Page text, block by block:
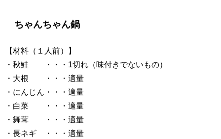
ちゃんちゃん鍋
【材料（１人前）】
・秋鮭 ・・・1切れ（味付きでないもの）
・大根 ・・・適量
・にんじん・・・適量
・白菜 ・・・適量
・舞茸 ・・・適量
・長ネギ ・・・適量